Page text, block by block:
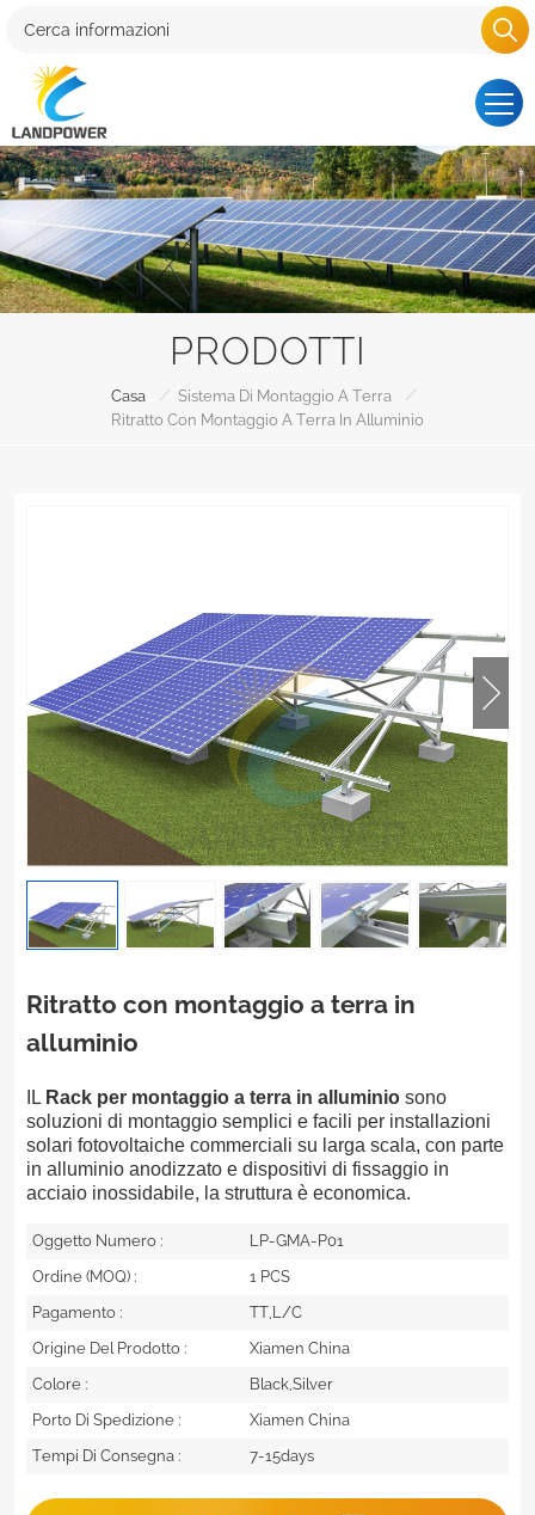
PRODOTTI
Casa / Sistema Di Montaggio A Terra
/
Ritratto Con Montaggio A Terra In Alluminio
Ritratto con montaggio a terra in
alluminio
IL Rack per montaggio a terra in alluminio sono
soluzioni di montaggio semplici e facili per installazioni
solari fotovoltaiche commerciali su larga scala, con parte
in alluminio anodizzato e dispositivi di fissaggio in
acciaio inossidabile, la struttura è economica.
Oggetto Numero :
LP-GMA-P01
Ordine (MOQ) :
1 PCS
Pagamento :
TT,L/C
Origine Del Prodotto :
Xiamen China
Colore :
Black,Silver
Porto Di Spedizione :
Xiamen China
Tempi Di Consegna :
7-15days